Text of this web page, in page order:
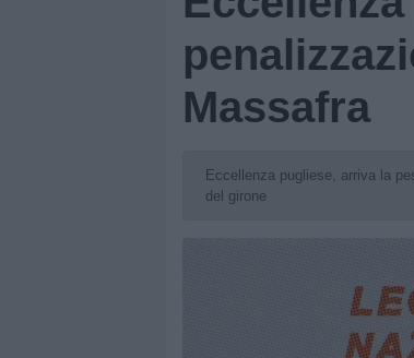
Massafra
Eccellenza pugliese, arriva la
del girone